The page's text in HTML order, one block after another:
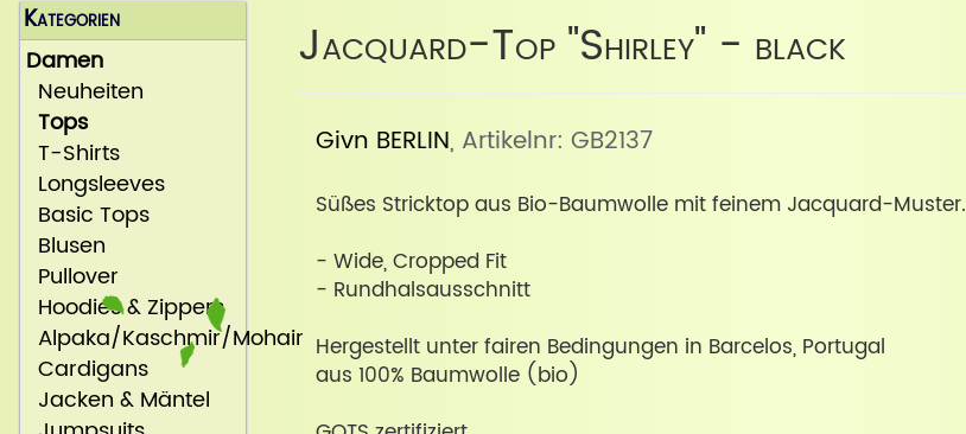
Jacquard-Top "Shirley" - black
Givn BERLIN, Artikelnr: GB2137
Süßes Stricktop aus Bio-Baumwolle mit feinem Jacquard-Muster.
- Wide, Cropped Fit
- Rundhalsausschnitt
Hergestellt unter fairen Bedingungen in Barcelos, Portugal
aus 100% Baumwolle (bio)
Kategorien
Damen
Neuheiten
Tops
T-Shirts
Longsleeves
Basic Tops
Blusen
Pullover
Hoodies & Zippers
Alpaka/Kaschmir/Mohair
Cardigans
Jacken & Mäntel